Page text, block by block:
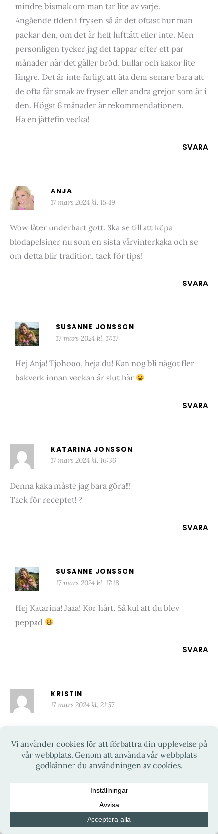
mindre bismak om man tar lite av varje.
Angående tiden i frysen så är det oftast hur man
packar den, om det är helt lufttätt eller inte. Men
personligen tycker jag det tappar efter ett par
månader när det gäller bröd, bullar och kakor lite
längre. Det är inte farligt att äta dem senare bara att
de ofta får smak av frysen eller andra grejor som är i
den. Högst 6 månader är rekommendationen.
Ha en jättefin vecka!
SVARA
ANJA
17 mars 2024 kl. 15:49
Wow låter underbart gott. Ska se till att köpa
blodapelsiner nu som en sista vårvinterkaka och se
om detta blir tradition, tack för tips!
SVARA
SUSANNE JONSSON
17 mars 2024 kl. 17:17
Hej Anja! Tjohooo, heja du! Kan nog bli något fler
bakverk innan veckan är slut här
SVARA
KATARINA JONSSON
17 mars 2024 kl. 16:36
Denna kaka måste jag bara göra!!!
Tack för receptet! ?
SVARA
SUSANNE JONSSON
17 mars 2024 kl. 17:18
Hej Katarina! Jaaa! Kör hårt. Så kul att du blev
peppad
SVARA
KRISTIN
17 mars 2024 kl. 21:57
kanske årets påskkaka. Tack för receptet. Kram ?
SUSANNE JONSSON
18 mars 2024 kl. 11:51